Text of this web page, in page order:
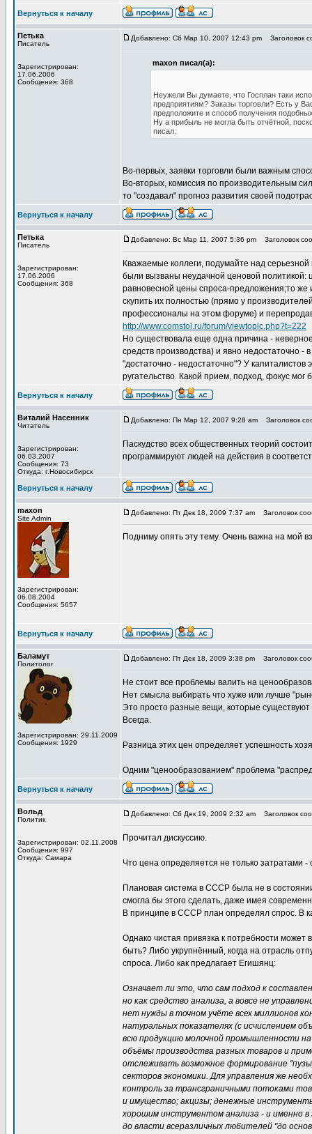
Вернуться к началу
Петька
Писатель
Зарегистрирован:
17.06.2006
Сообщения: 368
Добавлено: Сб Мар 10, 2007 12:43 pm Заголовок
maxon писал(а):
Неужели Вы думаете, что Госплан таки
предприятиям? Заказы торговли? Есть у
предположите и способ получения
Ну а прибыль не могла быть отчётной,
писал.
Во-первых, заявки торговли были важным
Во-вторых, комиссия по производительным
то "создавал" прогноз развития своей
Вернуться к началу
Петька
Писатель
Зарегистрирован:
17.06.2006
Сообщения: 368
Добавлено: Вс Мар 11, 2007 5:36 pm Заголовок
Кважаемые коллеги, подумайте над
были вызваны неудачной ценовой политикой:
равновесной цены спроса-предложения;то
скупить их полностью (прямо у
профессионалы на этом форуме) и
http://www.comstol.ru/forum/viewtopic.php?t=222
Но существовала еще одна причина -
средств производства) и явно недостаточно -
"достаточно - недостаточно"? У
ругательство. Какой прием, подход, фокус
Вернуться к началу
Виталий Насенник
Читатель
Зарегистрирован:
06.03.2007
Сообщения: 73
Откуда: г.Новосибирск
Добавлено: Пн Мар 12, 2007 9:28 am Заголовок
Паскудство всех общественных теорий
программируют людей на действия в
Вернуться к началу
maxon
Site Admin
Зарегистрирован:
06.08.2004
Сообщения: 5657
Добавлено: Пт Дек 18, 2009 7:37 am Заголовок
Подниму опять эту тему. Очень важна на мой
Вернуться к началу
Баламут
Политолог
Зарегистрирован: 29.11.2009
Сообщения: 1929
Добавлено: Пт Дек 18, 2009 3:38 pm Заголовок
Не стоит все проблемы валить на
Нет смысла выбирать что хуже или лучше
Это просто разные вещи, которые
Всегда.
Разница этих цен определяет успешность
Одним "ценообразованием" проблема
Вернуться к началу
Вольд
Политик
Зарегистрирован: 02.11.2008
Сообщения: 997
Откуда: Самара
Добавлено: Сб Дек 19, 2009 2:32 am Заголовок
Прочитал дискуссию.
Что цена определяется не только затратами -
Плановая система в СССР была не в
смогла бы этого сделать, даже имея
В принципе в СССР план определял спрос. В
Однако чистая привязка к потребности может
быть? Либо укрупнённый, когда на отрасль
спроса. Либо как предлагает Егишянц:
Означает ли это, что сам подход к
но как средство анализа, а вовсе не
нет нужды в точном учёте всех миллионов
натуральных показателях (с исчислением
всю продукцию молочной промышленности
объёмы производства разных товаров и
отслеживать возможное формирование
секторов экономики. Для управления же
контроль за трансграничными потоками
и имущество; акцизы; денежные
хорошим инструментом анализа - и именно
до власти всеразличных любителей "до